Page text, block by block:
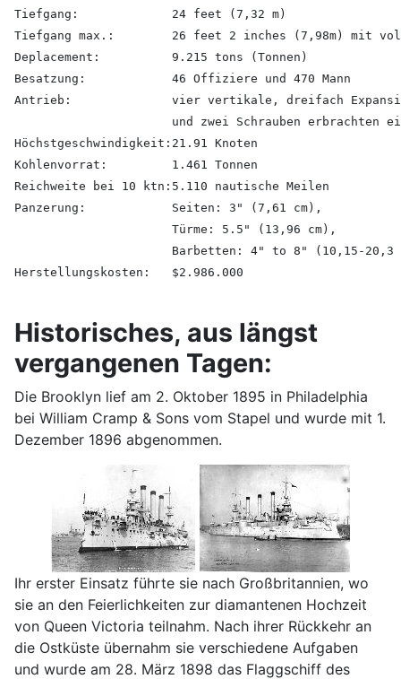
Tiefgang:
24 feet (7,32 m)
Tiefgang max.:
26 feet 2 inches (7,98m) mit
Deplacement:
9.215 tons (Tonnen)
Besatzung:
46 Offiziere und 470 Mann
Antrieb:
vier vertikale, dreifach
und zwei Schrauben erbrachten
Höchstgeschwindigkeit: 21.91 Knoten
Kohlenvorrat:
1.461 Tonnen
Reichweite bei 10 ktn: 5.110 nautische Meilen
Panzerung:
Seiten: 3" (7,61 cm),
Türme: 5.5" (13,96 cm),
Barbetten: 4" to 8" (10,15-20,3
Herstellungskosten:
$2.986.000
Historisches, aus längst
vergangenen Tagen:
Die Brooklyn lief am 2. Oktober 1895 in Philadelphia
bei William Cramp & Sons vom Stapel und wurde mit 1.
Dezember 1896 abgenommen.
Ihr erster Einsatz führte sie nach Großbritannien, wo
sie an den Feierlichkeiten zur diamantenen Hochzeit
von Queen Victoria teilnahm. Nach ihrer Rückkehr an
die Ostküste übernahm sie verschiedene Aufgaben
und wurde am 28. März 1898 das Flaggschiff des